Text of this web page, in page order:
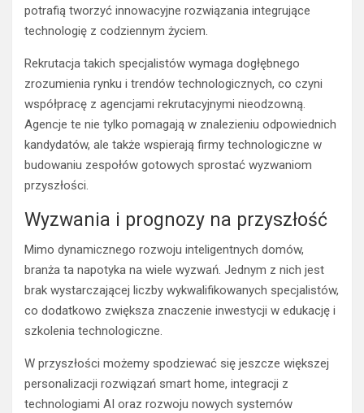
potrafią tworzyć innowacyjne rozwiązania integrujące
technologię z codziennym życiem.
Rekrutacja takich specjalistów wymaga dogłębnego
zrozumienia rynku i trendów technologicznych, co czyni
współpracę z agencjami rekrutacyjnymi nieodzowną.
Agencje te nie tylko pomagają w znalezieniu odpowiednich
kandydatów, ale także wspierają firmy technologiczne w
budowaniu zespołów gotowych sprostać wyzwaniom
przyszłości.
Wyzwania i prognozy na przyszłość
Mimo dynamicznego rozwoju inteligentnych domów,
branża ta napotyka na wiele wyzwań. Jednym z nich jest
brak wystarczającej liczby wykwalifikowanych specjalistów,
co dodatkowo zwiększa znaczenie inwestycji w edukację i
szkolenia technologiczne.
W przyszłości możemy spodziewać się jeszcze większej
personalizacji rozwiązań smart home, integracji z
technologiami AI oraz rozwoju nowych systemów